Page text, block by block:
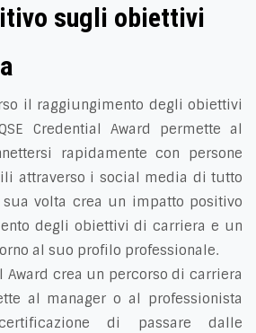
sugli obiettivi
il raggiungimento degli obiettivi
Credential Award permette al
rapidamente con persone
attraverso i social media di tutto
volta crea un impatto positivo
degli obiettivi di carriera e un
al suo profilo professionale.
Award crea un percorso di carriera
al manager o al professionista
di passare dalle